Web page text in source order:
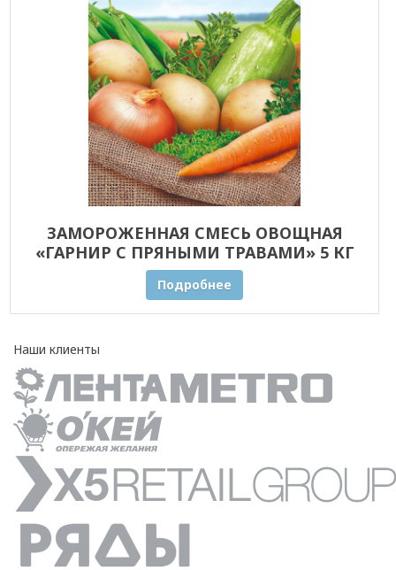
ЗАМОРОЖЕННАЯ СМЕСЬ ОВОЩНАЯ
«ГАРНИР С ПРЯНЫМИ ТРАВАМИ» 5 КГ
ОПТОМ
Подробнее
Наши клиенты